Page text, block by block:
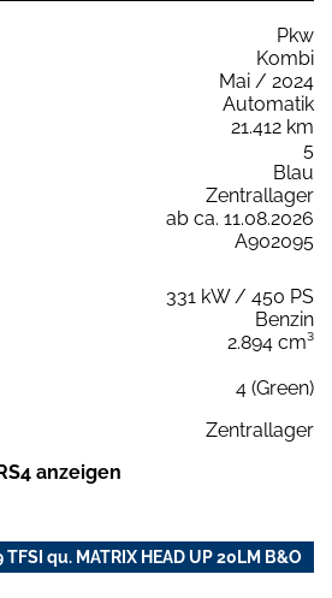
Pkw
Kombi
Mai / 2024
Automatik
21.412 km
5
Blau
Zentrallager
ab ca. 11.08.2026
A902095
331 kW / 450 PS
Benzin
2.894 cm³
4 (Green)
Zentrallager
anzeigen
TFSI qu. MATRIX HEAD UP 20LM B&O